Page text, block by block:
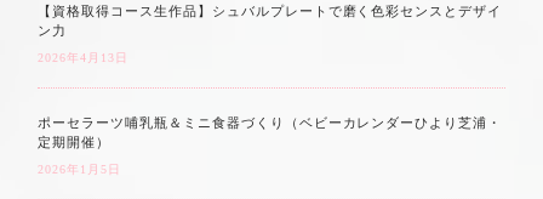
【資格取得コース生作品】シュバルプレートで磨く色彩センスとデザイ
ン力
2026年4月13日
ポーセラーツ哺乳瓶＆ミニ食器づくり（ベビーカレンダーひより芝浦・
定期開催）
2026年1月5日